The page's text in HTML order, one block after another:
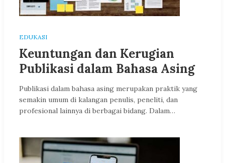
EDUKASI
Keuntungan dan Kerugian
Publikasi dalam Bahasa Asing
Publikasi dalam bahasa asing merupakan praktik yang
semakin umum di kalangan penulis, peneliti, dan
profesional lainnya di berbagai bidang. Dalam…